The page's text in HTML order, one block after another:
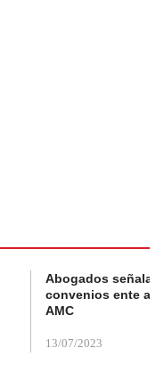
Abogados
convenios ente
AMC
13/07/2023